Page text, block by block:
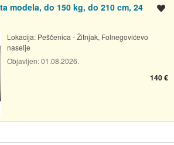
modela, do 150 kg, do 210 cm, 24
Lokacija: Peščenica - Žitnjak, Folnegovićevo
naselje
Objavljen:01.08.2026.
140 €